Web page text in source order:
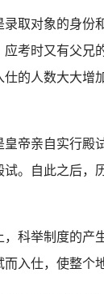
对象的身份和
应考时又有父兄
仕的人数大大增
亲自实行殿试
试。自此之后，
举制度的产生
而入仕，使整个